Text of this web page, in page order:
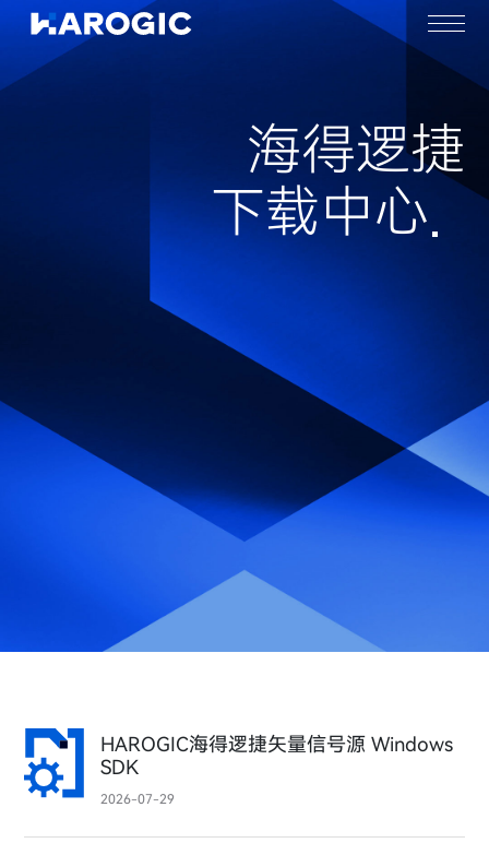
海得逻捷
下载中心
HAROGIC海得逻捷矢量信号源 Windows
SDK
2026-07-29